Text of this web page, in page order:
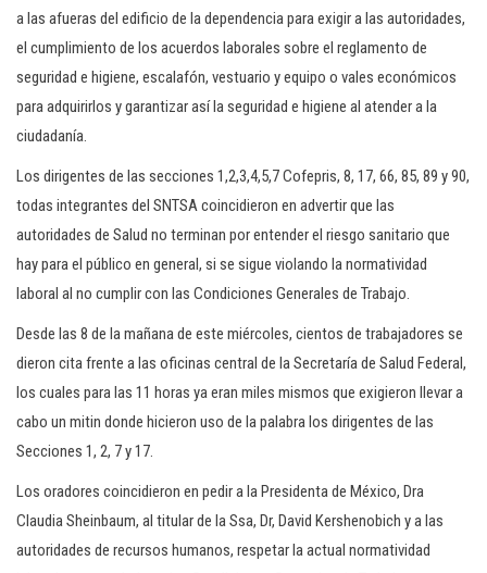
a las afueras del edificio de la dependencia para exigir a las autoridades,
el cumplimiento de los acuerdos laborales sobre el reglamento de
seguridad e higiene, escalafón, vestuario y equipo o vales económicos
para adquirirlos y garantizar así la seguridad e higiene al atender a la
ciudadanía.
Los dirigentes de las secciones 1,2,3,4,5,7 Cofepris, 8, 17, 66, 85, 89 y 90,
todas integrantes del SNTSA coincidieron en advertir que las
autoridades de Salud no terminan por entender el riesgo sanitario que
hay para el público en general, si se sigue violando la normatividad
laboral al no cumplir con las Condiciones Generales de Trabajo.
Desde las 8 de la mañana de este miércoles, cientos de trabajadores se
dieron cita frente a las oficinas central de la Secretaría de Salud Federal,
los cuales para las 11 horas ya eran miles mismos que exigieron llevar a
cabo un mitin donde hicieron uso de la palabra los dirigentes de las
Secciones 1, 2, 7 y 17.
Los oradores coincidieron en pedir a la Presidenta de México, Dra
Claudia Sheinbaum, al titular de la Ssa, Dr, David Kershenobich y a las
autoridades de recursos humanos, respetar la actual normatividad